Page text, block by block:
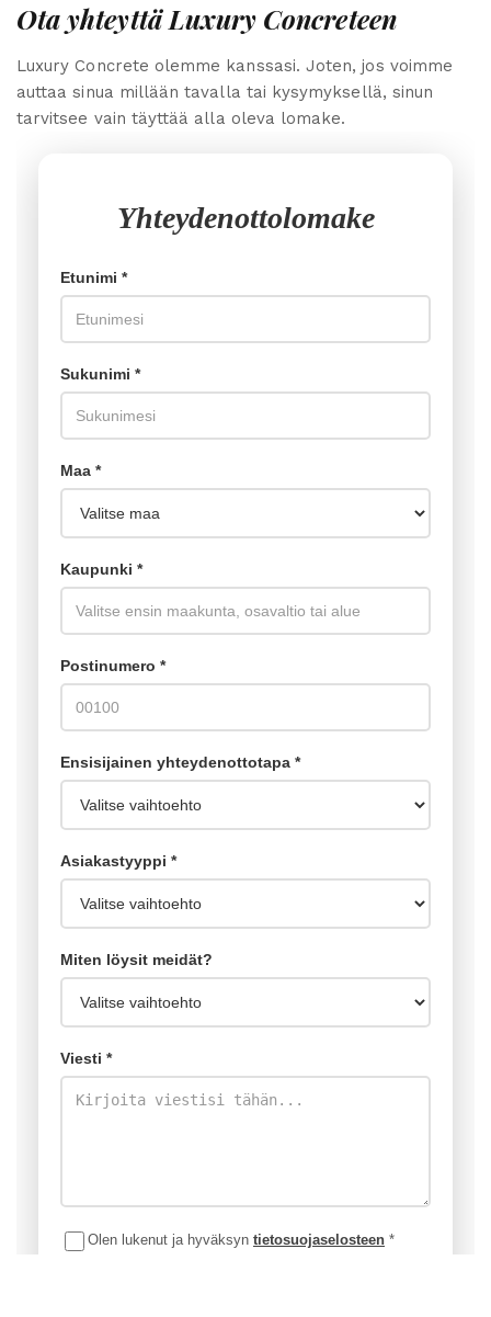
Ota yhteyttä Luxury Concreteen
Luxury Concrete olemme kanssasi. Joten, jos voimme
auttaa sinua millään tavalla tai kysymyksellä, sinun
tarvitsee vain täyttää alla oleva lomake.